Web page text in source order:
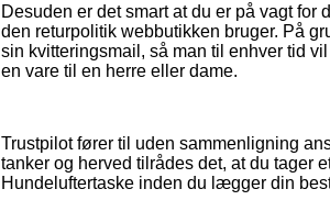
Desuden er det smart at du er på vagt
den returpolitik webbutikken bruger. På
sin kvitteringsmail, så man til enhver tid
en vare til en herre eller dame.
Trustpilot fører til uden sammenligning
tanker og herved tilrådes det, at du tager
Hundeluftertaske inden du lægger din